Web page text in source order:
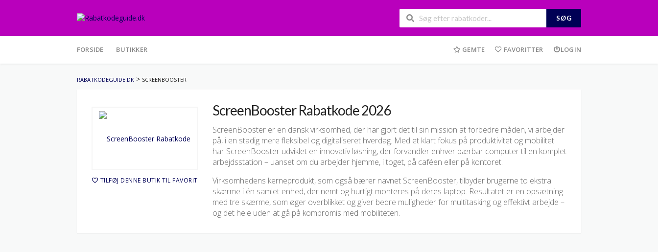
SØG
to
FORSIDE BUTIKKER GEMTE FAVORITTER LOGIN
RABATKODEGUIDE.DK > SCREENBOOSTER
TILFØJ DENNE BUTIK TIL FAVORIT
ScreenBooster Rabatkode 2026
ScreenBooster er en dansk virksomhed, der har gjort det til sin mission at forbedre måden, vi arbejder
på, i en stadig mere fleksibel og digitaliseret hverdag. Med et klart fokus på produktivitet og mobilitet
har ScreenBooster udviklet en innovativ løsning, der forvandler enhver bærbar computer til en komplet
arbejdsstation – uanset om du arbejder hjemme, i toget, på caféen eller på kontoret.
Virksomhedens kerneprodukt, som også bærer navnet ScreenBooster, tilbyder brugerne to ekstra
skærme i én samlet enhed, der nemt og hurtigt monteres på deres laptop. Resultatet er en opsætning
med tre skærme, som øger overblikket og giver bedre muligheder for multitasking og effektivt arbejde –
og det hele uden at gå på kompromis med mobiliteten.